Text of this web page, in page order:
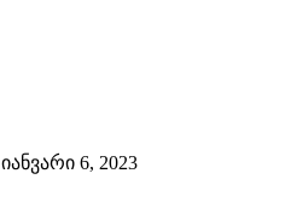
იანვარი 6, 2023